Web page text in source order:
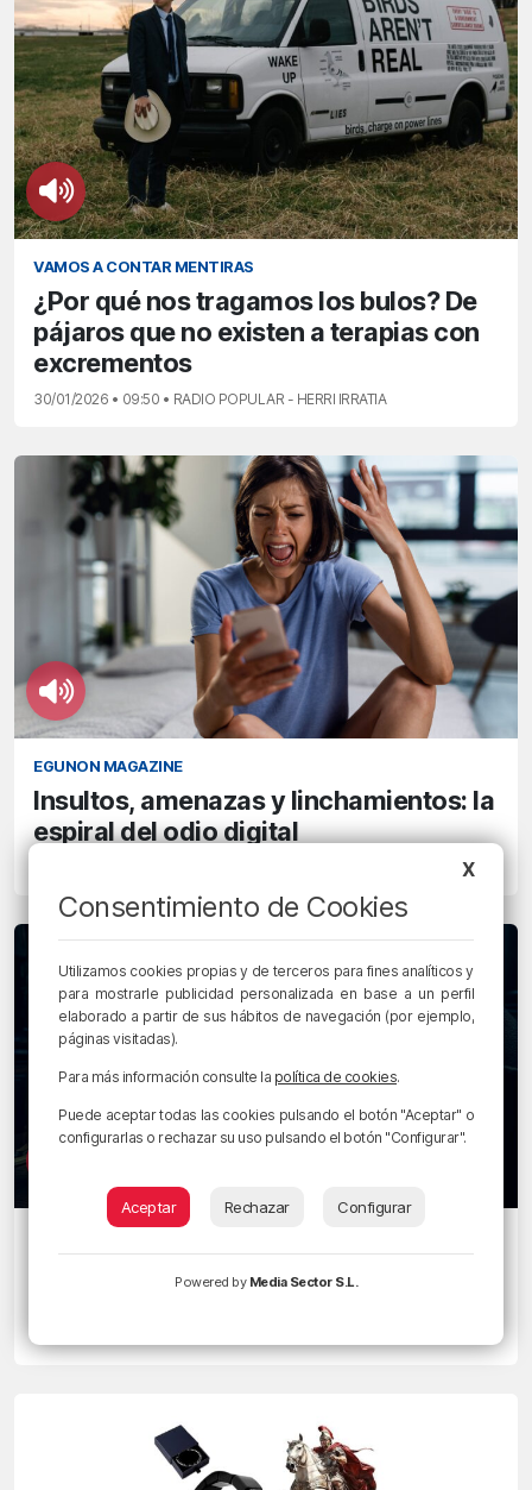
VAMOS A CONTAR MENTIRAS
¿Por qué nos tragamos los bulos? De
pájaros que no existen a terapias con
excrementos
30/01/2026 • 09:50 • RADIO POPULAR - HERRI IRRATIA
EGUNON MAGAZINE
Insultos, amenazas y linchamientos: la
espiral del odio digital
Nostradamus, Baba Banga y el eterno
X
Consentimiento de Cookies
Utilizamos cookies propias y de terceros para fines analíticos y
para mostrarle publicidad personalizada en base a un perfil
elaborado a partir de sus hábitos de navegación (por ejemplo,
páginas visitadas).
Para más información consulte la política de cookies.
Puede aceptar todas las cookies pulsando el botón "Aceptar" o
configurarlas o rechazar su uso pulsando el botón "Configurar".
Aceptar Rechazar Configurar
Powered by Media Sector S.L.